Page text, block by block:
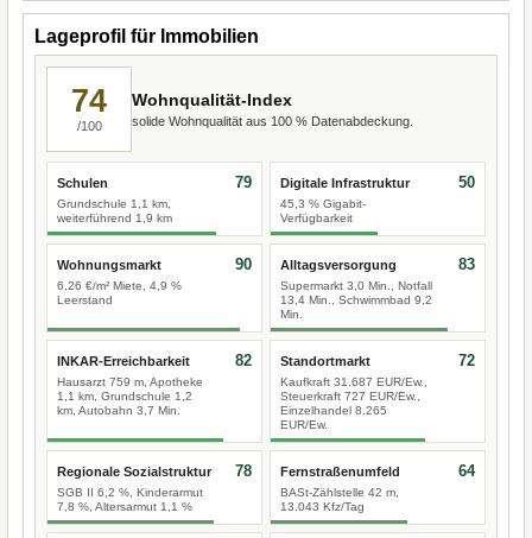
Lageprofil für Immobilien
74
/100
Wohnqualität-Index
solide Wohnqualität aus 100 % Datenabdeckung.
Schulen
Grundschule 1,1 km,
weiterführend 1,9 km
79 Digitale Infrastruktur
45,3 % Gigabit-
Verfügbarkeit
50
Wohnungsmarkt
6,26 €/m² Miete, 4,9 %
Leerstand
90 Alltagsversorgung
Supermarkt 3,0 Min., Notfall
13,4 Min., Schwimmbad 9,2
Min.
83
INKAR-Erreichbarkeit
Hausarzt 759 m, Apotheke
1,1 km, Grundschule 1,2
km, Autobahn 3,7 Min.
82 Standortmarkt
Kaufkraft 31.687 EUR/Ew.,
Steuerkraft 727 EUR/Ew.,
Einzelhandel 8.265
EUR/Ew.
72
Regionale Sozialstruktur
SGB II 6,2 %, Kinderarmut
7,8 %, Altersarmut 1,1 %
78 Fernstraßenumfeld
BASt-Zählstelle 42 m,
13.043 Kfz/Tag
64